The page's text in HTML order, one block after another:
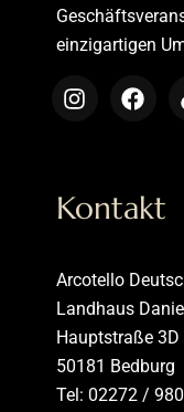
einzigartigen
Kontakt
Arcotello
Landhaus
Hauptstraße 3D
50181 Bedburg
Tel: 02272 /